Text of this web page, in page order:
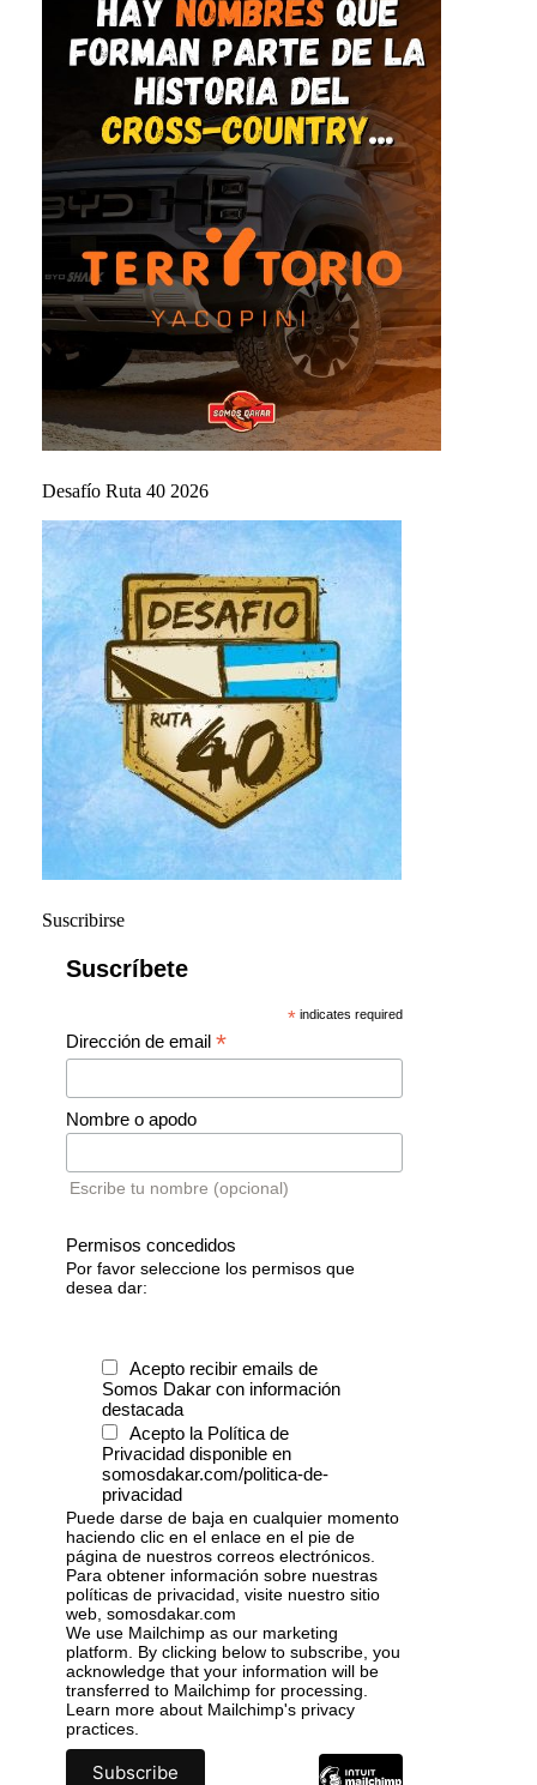
Desafío Ruta 40 2026
Suscribirse
Suscríbete
* indicates required
Dirección de email *
Nombre o apodo
Escribe tu nombre (opcional)
Permisos concedidos
Por favor seleccione los permisos que
desea dar:
Acepto recibir emails de
Somos Dakar con información
destacada
Acepto la Política de
Privacidad disponible en
somosdakar.com/politica-de-
privacidad
Puede darse de baja en cualquier momento
haciendo clic en el enlace en el pie de
página de nuestros correos electrónicos.
Para obtener información sobre nuestras
políticas de privacidad, visite nuestro sitio
web, somosdakar.com
We use Mailchimp as our marketing
platform. By clicking below to subscribe, you
acknowledge that your information will be
transferred to Mailchimp for processing.
Learn more about Mailchimp's privacy
practices.